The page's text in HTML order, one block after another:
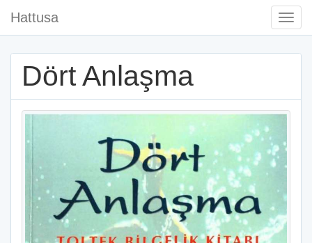
Hattusa
Dört Anlaşma